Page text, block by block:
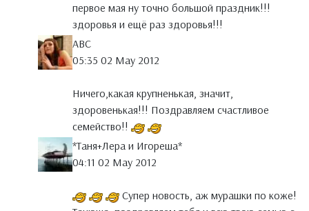
первое мая ну точно большой праздник!!!
здоровья и ещё раз здоровья!!!
АВС
05:35 02 May 2012
Ничего,какая крупненькая, значит,
здоровенькая!!! Поздравляем счастливое
семейство!!
*Таня+Лера и Игореша*
04:11 02 May 2012
Супер новость, аж мурашки по коже!